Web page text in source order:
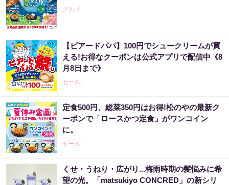
グルメ
【ビアードパパ】100円でシュークリームが買
える!お得なクーポンは公式アプリで配信中《8
月8日まで》
セール
定食500円、総菜350円はお得!松のやの最新ク
ーポンで「ロースかつ定食」がワンコイン
に。
セール
くせ・うねり・広がり...梅雨時期の髪悩みに希
望の光。「matsukiyo CONCRED」の新シリ